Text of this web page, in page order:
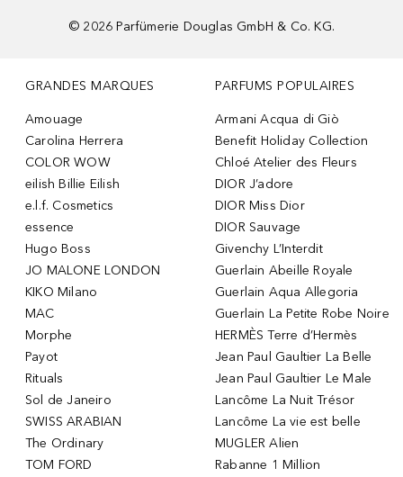
© 2026 Parfümerie Douglas GmbH & Co. KG.
GRANDES MARQUES
Amouage
Carolina Herrera
COLOR WOW
eilish Billie Eilish
e.l.f. Cosmetics
essence
Hugo Boss
JO MALONE LONDON
KIKO Milano
MAC
Morphe
Payot
Rituals
Sol de Janeiro
SWISS ARABIAN
The Ordinary
TOM FORD
PARFUMS POPULAIRES
Armani Acqua di Giò
Benefit Holiday Collection
Chloé Atelier des Fleurs
DIOR J’adore
DIOR Miss Dior
DIOR Sauvage
Givenchy L’Interdit
Guerlain Abeille Royale
Guerlain Aqua Allegoria
Guerlain La Petite Robe Noire
HERMÈS Terre d’Hermès
Jean Paul Gaultier La Belle
Jean Paul Gaultier Le Male
Lancôme La Nuit Trésor
Lancôme La vie est belle
MUGLER Alien
Rabanne 1 Million